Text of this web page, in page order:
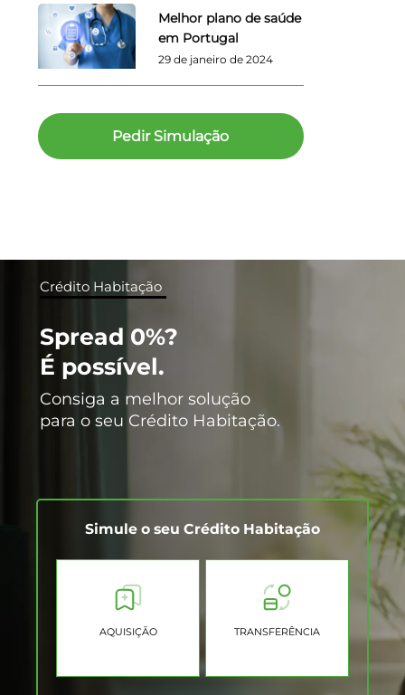
Melhor plano de saúde
em Portugal
29 de janeiro de 2024
Pedir Simulação
Crédito Habitação
Spread 0%?
É possível.
Consiga a melhor solução
para o seu Crédito Habitação.
Simule o seu Crédito Habitação
AQUISIÇÃO TRANSFERÊNCIA